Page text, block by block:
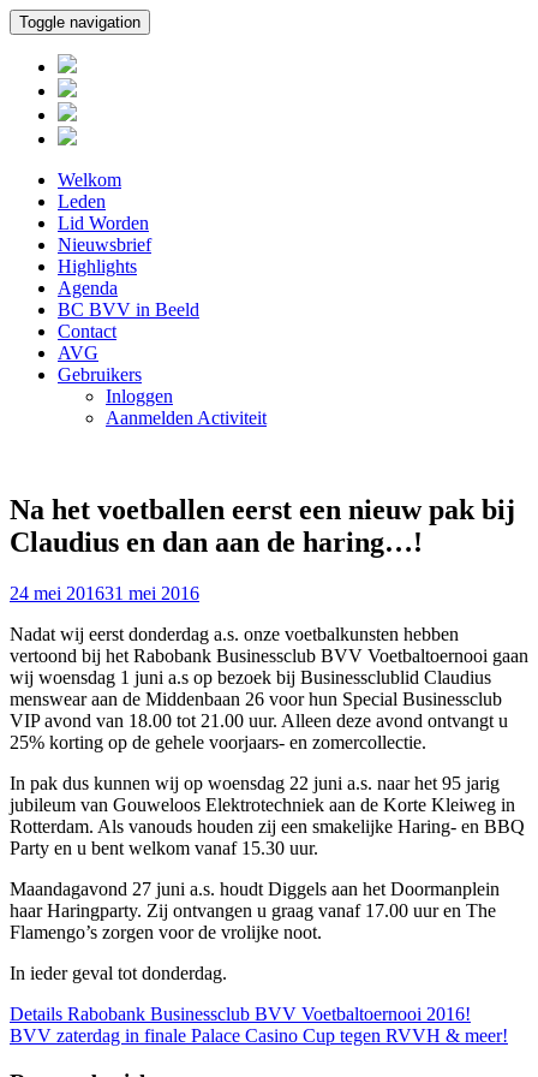
Toggle navigation
Welkom
Leden
Lid Worden
Nieuwsbrief
Highlights
Agenda
BC BVV in Beeld
Contact
AVG
Gebruikers
Inloggen
Aanmelden Activiteit
Na het voetballen eerst een nieuw pak bij
Claudius en dan aan de haring…!
24 mei 201631 mei 2016
Nadat wij eerst donderdag a.s. onze voetbalkunsten hebben
vertoond bij het Rabobank Businessclub BVV Voetbaltoernooi gaan
wij woensdag 1 juni a.s op bezoek bij Businessclublid Claudius
menswear aan de Middenbaan 26 voor hun Special Businessclub
VIP avond van 18.00 tot 21.00 uur. Alleen deze avond ontvangt u
25% korting op de gehele voorjaars- en zomercollectie.
In pak dus kunnen wij op woensdag 22 juni a.s. naar het 95 jarig
jubileum van Gouweloos Elektrotechniek aan de Korte Kleiweg in
Rotterdam. Als vanouds houden zij een smakelijke Haring- en BBQ
Party en u bent welkom vanaf 15.30 uur.
Maandagavond 27 juni a.s. houdt Diggels aan het Doormanplein
haar Haringparty. Zij ontvangen u graag vanaf 17.00 uur en The
Flamengo’s zorgen voor de vrolijke noot.
In ieder geval tot donderdag.
Bericht
navigatie
Details Rabobank Businessclub BVV Voetbaltoernooi 2016!
BVV zaterdag in finale Palace Casino Cup tegen RVVH & meer!